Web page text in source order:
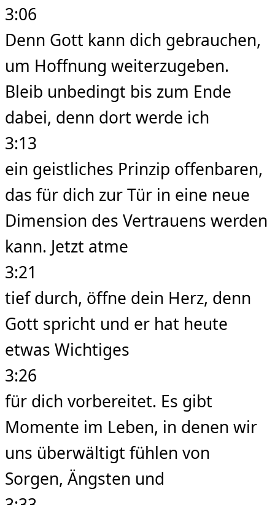
3:06
Denn Gott kann dich gebrauchen,
um Hoffnung weiterzugeben.
Bleib unbedingt bis zum Ende
dabei, denn dort werde ich
3:13
ein geistliches Prinzip offenbaren,
das für dich zur Tür in eine neue
Dimension des Vertrauens werden
kann. Jetzt atme
3:21
tief durch, öffne dein Herz, denn
Gott spricht und er hat heute
etwas Wichtiges
3:26
für dich vorbereitet. Es gibt
Momente im Leben, in denen wir
uns überwältigt fühlen von
Sorgen, Ängsten und